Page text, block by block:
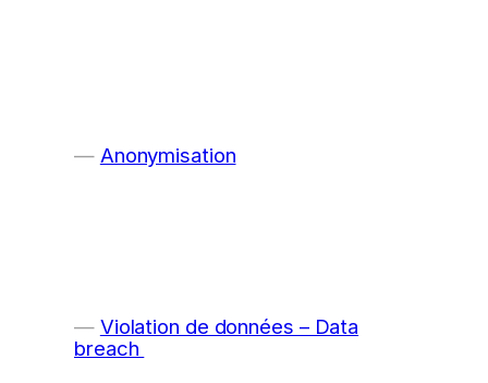
Anonymisation
Violation de données – Data
breach